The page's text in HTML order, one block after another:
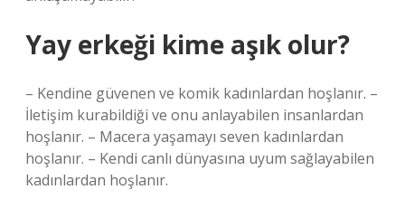
Yay erkeği kime aşık olur?
– Kendine güvenen ve komik kadınlardan hoşlanır. –
İletişim kurabildiği ve onu anlayabilen insanlardan
hoşlanır. – Macera yaşamayı seven kadınlardan
hoşlanır. – Kendi canlı dünyasına uyum sağlayabilen
kadınlardan hoşlanır.